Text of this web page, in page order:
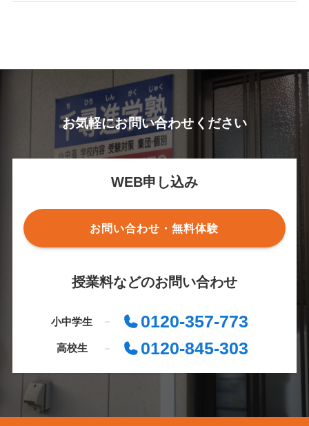
お気軽にお問い合わせください
WEB申し込み
お問い合わせ・無料体験
授業料などのお問い合わせ
小中学生 0120-357-773
高校生 0120-845-303